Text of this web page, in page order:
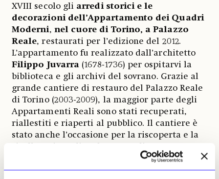
XVIII secolo gli arredi storici e le
decorazioni dell’Appartamento dei Quadri
Moderni, nel cuore di Torino, a Palazzo
Reale, restaurati per l’edizione del 2012.
L’appartamento fu realizzato dall’architetto
Filippo Juvarra (1678-1736) per ospitarvi la
biblioteca e gli archivi del sovrano. Grazie al
grande cantiere di restauro del Palazzo Reale
di Torino (2003-2009), la maggior parte degli
Appartamenti Reali sono stati recuperati,
riallestiti e riaperti al pubblico. Il cantiere è
stato anche l’occasione per la riscoperta e la
relegate nei depositi fin dal secondo
dopoguerra. A questo progetto di restauro a